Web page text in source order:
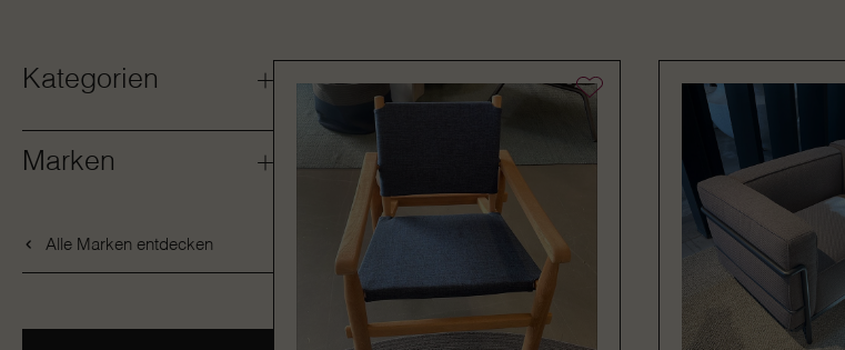
Kategorien
Marken
Alle Marken entdecken